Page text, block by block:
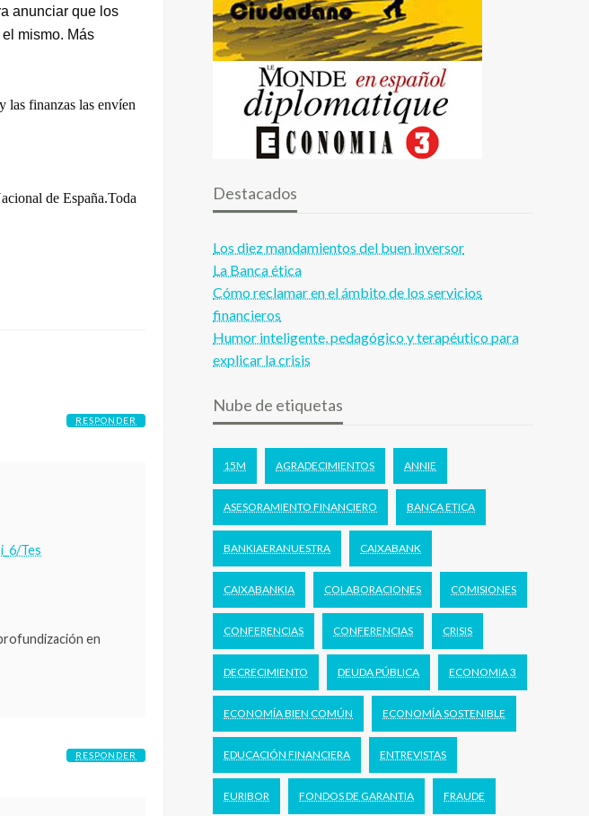
anunciar que los
mismo. Más
las finanzas las envíen
de España.Toda
Tes
en
RESPONDER
RESPONDER
Destacados
Los diez mandamientos del buen inversor
La Banca ética
Cómo reclamar en el ámbito de los servicios
financieros
Humor inteligente, pedagógico y terapéutico para
explicar la crisis
Nube de etiquetas
15M AGRADECIMIENTOS ANNIE
ASESORAMIENTO FINANCIERO BANCA ETICA
BANKIAERANUESTRA CAIXABANK
CAIXABANKIA COLABORACIONES COMISIONES
CONFERENCIAS CONFERENCIAS CRISIS
DECRECIMIENTO DEUDA PÚBLICA ECONOMIA 3
ECONOMÍA BIEN COMÚN ECONOMÍA SOSTENIBLE
EDUCACIÓN FINANCIERA ENTREVISTAS
EURIBOR FONDOS DE GARANTIA FRAUDE